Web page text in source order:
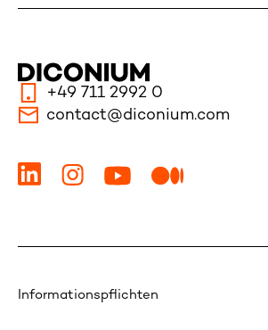
+49 711 2992 0
contact@diconium.com
Informationspflichten